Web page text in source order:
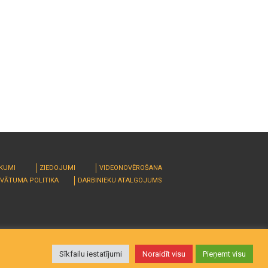
ZIEDOJUMI
VIDEONOVĒROŠANA
POLITIKA
DARBINIEKU ATALGOJUMS
Sīkfailu iestatījumi Noraidīt visu Pieņemt visu